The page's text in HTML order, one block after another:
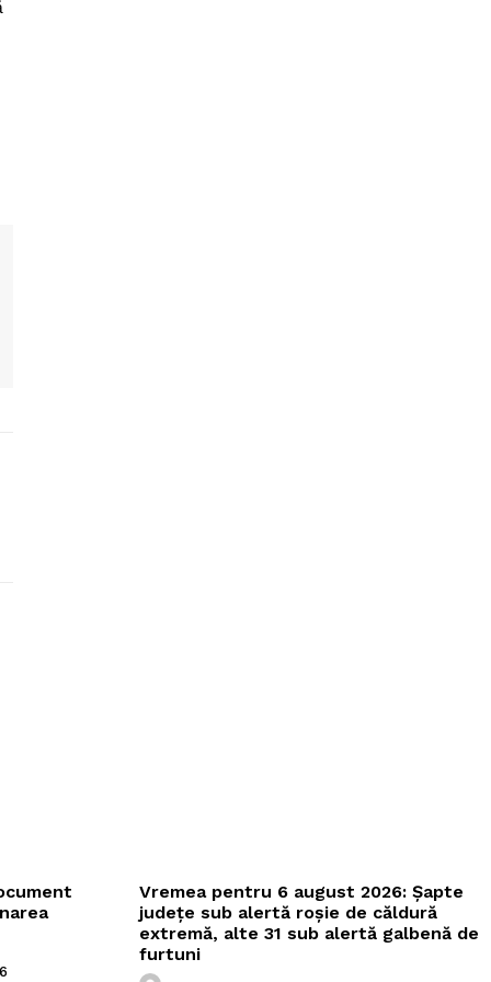
Vremea pentru 6 august 2026: Șapte
județe sub alertă roșie de căldură
extremă, alte 31 sub alertă galbenă de
furtuni